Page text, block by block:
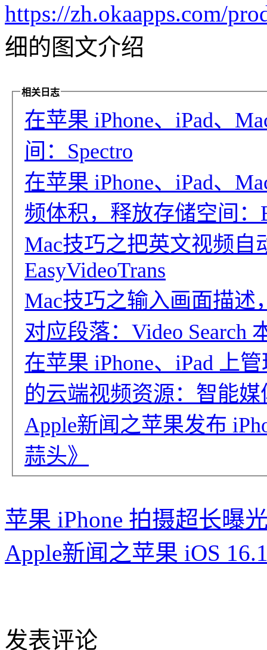
https://zh.okaapps.com/
细的图文介绍
相关日志
在苹果 iPhone、iPad、
间：Spectro
在苹果 iPhone、iPad、
频体积，释放存储空间：
Mac技巧之把英文视频
EasyVideoTrans
Mac技巧之输入画面描
对应段落：Video Search
在苹果 iPhone、iPad 上
的云端视频资源：智能
Apple新闻之苹果发布
蒜头》
苹果 iPhone 拍摄超长曝
Apple新闻之苹果 iOS
发表评论